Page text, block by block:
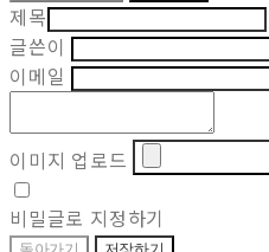
제목
글쓴이
이메일
이미지 업로드
비밀글로 지정하기
돌아가기 저장하기